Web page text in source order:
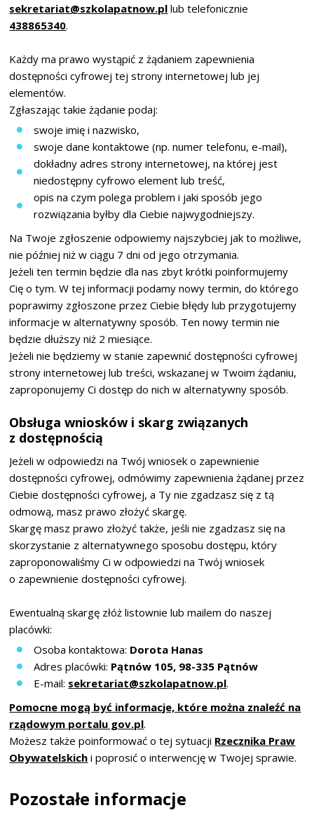
sekretariat@szkolapatnow.pl lub telefonicznie
438865340.
Każdy ma prawo wystąpić z żądaniem zapewnienia
dostępności cyfrowej tej strony internetowej lub jej
elementów.
Zgłaszając takie żądanie podaj:
swoje imię i nazwisko,
swoje dane kontaktowe (np. numer telefonu, e-mail),
dokładny adres strony internetowej, na której jest
niedostępny cyfrowo element lub treść,
opis na czym polega problem i jaki sposób jego
rozwiązania byłby dla Ciebie najwygodniejszy.
Na Twoje zgłoszenie odpowiemy najszybciej jak to możliwe,
nie później niż w ciągu 7 dni od jego otrzymania.
Jeżeli ten termin będzie dla nas zbyt krótki poinformujemy
Cię o tym. W tej informacji podamy nowy termin, do którego
poprawimy zgłoszone przez Ciebie błędy lub przygotujemy
informacje w alternatywny sposób. Ten nowy termin nie
będzie dłuższy niż 2 miesiące.
Jeżeli nie będziemy w stanie zapewnić dostępności cyfrowej
strony internetowej lub treści, wskazanej w Twoim żądaniu,
zaproponujemy Ci dostęp do nich w alternatywny sposób.
Obsługa wniosków i skarg związanych
z dostępnością
Jeżeli w odpowiedzi na Twój wniosek o zapewnienie
dostępności cyfrowej, odmówimy zapewnienia żądanej przez
Ciebie dostępności cyfrowej, a Ty nie zgadzasz się z tą
odmową, masz prawo złożyć skargę.
Skargę masz prawo złożyć także, jeśli nie zgadzasz się na
skorzystanie z alternatywnego sposobu dostępu, który
zaproponowaliśmy Ci w odpowiedzi na Twój wniosek
o zapewnienie dostępności cyfrowej.
Ewentualną skargę złóż listownie lub mailem do naszej
placówki:
Osoba kontaktowa: Dorota Hanas
Adres placówki: Pątnów 105, 98-335 Pątnów
E-mail: sekretariat@szkolapatnow.pl.
Pomocne mogą być informacje, które można znaleźć na
rządowym portalu gov.pl.
Możesz także poinformować o tej sytuacji Rzecznika Praw
Obywatelskich i poprosić o interwencję w Twojej sprawie.
Pozostałe informacje